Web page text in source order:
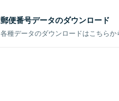
郵便番号データのダウンロード
各種データのダウンロードはこちらか